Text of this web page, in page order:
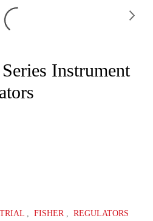
Instrument
, FISHER , REGULATORS